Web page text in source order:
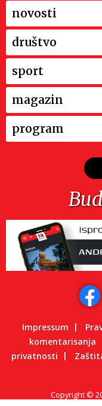
novosti
društvo
sport
magazin
program
Impressum
komentarisanja
privatnosti
Copyright ©